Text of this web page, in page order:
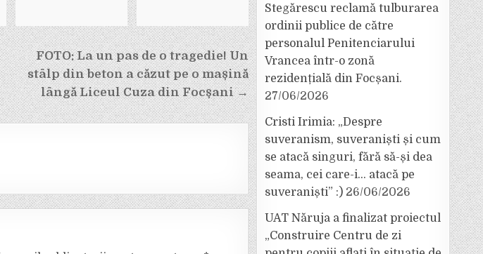
FOTO: La un pas de o tragedie! Un
stâlp din beton a căzut pe o mașină
lângă Liceul Cuza din Focșani →
Stegărescu reclamă tulburarea
ordinii publice de către
personalul Penitenciarului
Vrancea într-o zonă
rezidențială din Focșani.
27/06/2026
Cristi Irimia: „Despre
suveranism, suveraniști și cum
se atacă singuri, fără să-și dea
seama, cei care-i… atacă pe
suveraniști” :) 26/06/2026
UAT Năruja a finalizat proiectul
„Construire Centru de zi